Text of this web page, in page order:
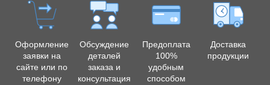
Оформление
заявки на
сайте или по
телефону
Обсуждение
деталей
заказа и
консультация
Предоплата
100%
удобным
способом
Доставка
продукции